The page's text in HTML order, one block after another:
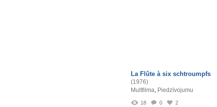
La Flûte à six schtroumpfs
(1976)
Multfilma, Piedzīvojumu
18 0 2